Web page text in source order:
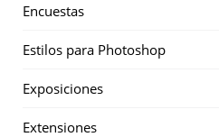
Encuestas
Estilos para Photoshop
Exposiciones
Extensiones